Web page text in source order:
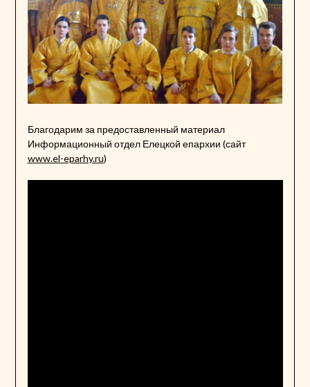
Благодарим за предоставленный материал
Информационный отдел Елецкой епархии (сайт
www.el-eparhy.ru)